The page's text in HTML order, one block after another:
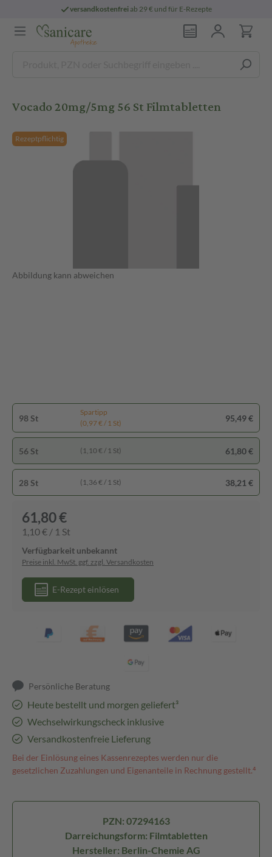
versandkostenfreiab 29 € und für E-Rezepte
Vocado 20mg/5mg 56 St Filmtabletten
Rezeptpflichtig
Abbildung kann abweichen
98 St
Spartipp
(0,97 € / 1 St)
95,49 €
56 St (1,10 € / 1 St) 61,80 €
28 St (1,36 € / 1 St) 38,21 €
61,80 €
1,10 € / 1 St
Verfügbarkeit unbekannt
Preise inkl. MwSt. ggf. zzgl. Versandkosten
E-Rezept einlösen
Persönliche Beratung
Heute bestellt und morgen geliefert³
Wechselwirkungscheck inklusive
Versandkostenfreie Lieferung
Bei der Einlösung eines Kassenrezeptes werden nur die
gesetzlichen Zuzahlungen und Eigenanteile in Rechnung gestellt.⁴
PZN: 07294163
Darreichungsform: Filmtabletten
Hersteller: Berlin-Chemie AG